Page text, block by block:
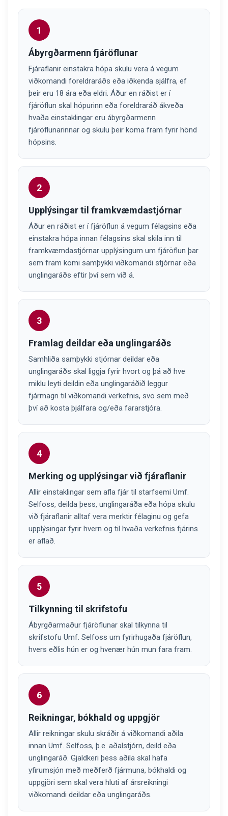
1
Ábyrgðarmenn fjáröflunar
Fjáraflanir einstakra hópa skulu vera á vegum
viðkomandi foreldraráðs eða iðkenda sjálfra, ef
þeir eru 18 ára eða eldri. Áður en ráðist er í
fjáröflun skal hópurinn eða foreldraráð ákveða
hvaða einstaklingar eru ábyrgðarmenn
fjáröflunarinnar og skulu þeir koma fram fyrir hönd
hópsins.
2
Upplýsingar til framkvæmdastjórnar
Áður en ráðist er í fjáröflun á vegum félagsins eða
einstakra hópa innan félagsins skal skila inn til
framkvæmdastjórnar upplýsingum um fjáröflun þar
sem fram komi samþykki viðkomandi stjórnar eða
unglingaráðs eftir því sem við á.
3
Framlag deildar eða unglingaráðs
Samhliða samþykki stjórnar deildar eða
unglingaráðs skal liggja fyrir hvort og þá að hve
miklu leyti deildin eða unglingaráðið leggur
fjármagn til viðkomandi verkefnis, svo sem með
því að kosta þjálfara og/eða fararstjóra.
4
Merking og upplýsingar við fjáraflanir
Allir einstaklingar sem afla fjár til starfsemi Umf.
Selfoss, deilda þess, unglingaráða eða hópa skulu
við fjáraflanir alltaf vera merktir félaginu og gefa
upplýsingar fyrir hvern og til hvaða verkefnis fjárins
er aflað.
5
Tilkynning til skrifstofu
Ábyrgðarmaður fjáröflunar skal tilkynna til
skrifstofu Umf. Selfoss um fyrirhugaða fjáröflun,
hvers eðlis hún er og hvenær hún mun fara fram.
6
Reikningar, bókhald og uppgjör
Allir reikningar skulu skráðir á viðkomandi aðila
innan Umf. Selfoss, þ.e. aðalstjórn, deild eða
unglingaráð. Gjaldkeri þess aðila skal hafa
yfirumsjón með meðferð fjármuna, bókhaldi og
uppgjöri sem skal vera hluti af ársreikningi
viðkomandi deildar eða unglingaráðs.